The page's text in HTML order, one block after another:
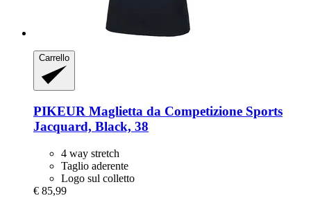
Carrello
PIKEUR Maglietta da Competizione Sports
Jacquard, Black, 38
4 way stretch
Taglio aderente
Logo sul colletto
€ 85,99